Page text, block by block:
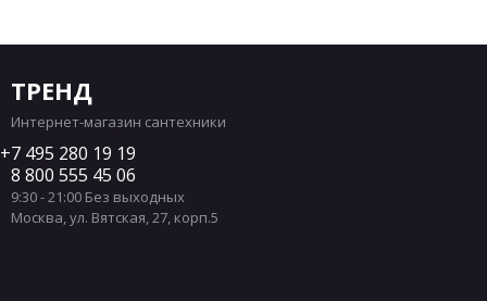
ТРЕНД
Интернет-магазин сантехники
7 495 280 19 19
8 800 555 45 06
9:30 - 21:00 Без выходных
Москва,ул. Вятская, 27, корп.5